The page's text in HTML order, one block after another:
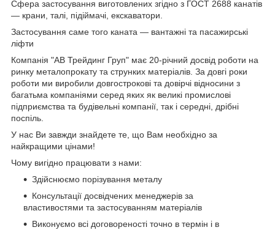
Сфера застосування виготовлених згідно з ГОСТ 2688 канатів
— крани, талі, підіймачі, екскаватори.
Застосування саме того каната — вантажні та пасажирські
ліфти
Компанія "АВ Трейдинг Груп" має 20-річний досвід роботи на
ринку металопрокату та струнких матеріалів. За довгі роки
роботи ми виробили довгострокові та довірчі відносини з
багатьма компаніями серед яких як великі промислові
підприємства та будівельні компанії, так і середні, дрібні
поспіль.
У нас Ви завжди знайдете те, що Вам необхідно за
найкращими цінами!
Чому вигідно працювати з нами:
Здійснюємо порізування металу
Консультації досвідчених менеджерів за
властивостями та застосуванням матеріалів
Виконуємо всі договореності точно в термін і в